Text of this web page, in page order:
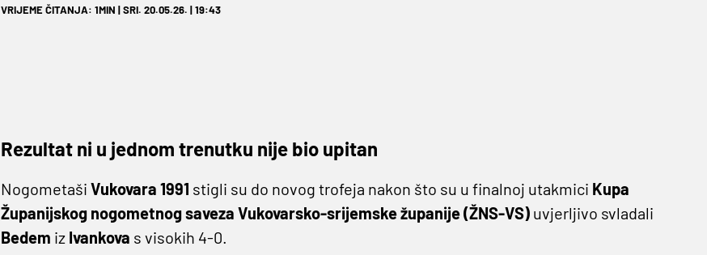
VRIJEME ČITANJA: 1MIN | SRI. 20.05.26. | 19:43
Rezultat ni u jednom trenutku nije bio upitan
Nogometaši Vukovara 1991 stigli su do novog trofeja nakon što su u finalnoj utakmici Kupa
Županijskog nogometnog saveza Vukovarsko-srijemske županije (ŽNS-VS)uvjerljivo svladali
Bedem iz Ivankova s visokih 4-0.